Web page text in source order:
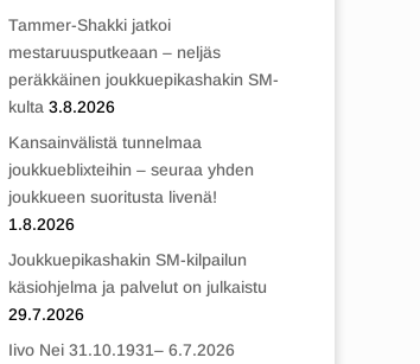
Tammer-Shakki jatkoi
mestaruusputkeaan – neljäs
peräkkäinen joukkuepikashakin SM-
kulta 3.8.2026
Kansainvälistä tunnelmaa
joukkueblixteihin – seuraa yhden
joukkueen suoritusta livenä!
1.8.2026
Joukkuepikashakin SM-kilpailun
käsiohjelma ja palvelut on julkaistu
29.7.2026
Iivo Nei 31.10.1931– 6.7.2026